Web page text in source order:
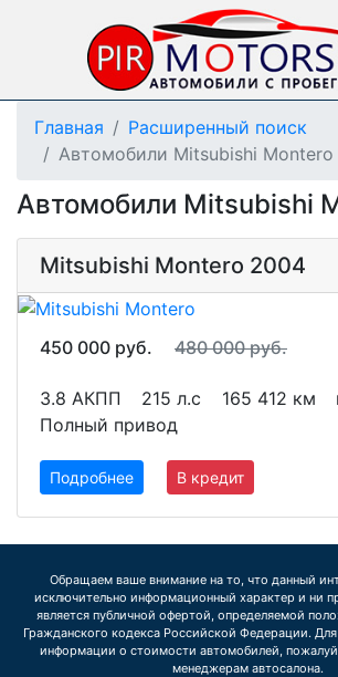
Главная
Расширенный поиск
Автомобили Mitsubishi Montero
Автомобили Mitsubishi
Mitsubishi Montero 2004
450 000 руб. 480 000 руб.
3.8 АКПП 215 л.с 165 412 км
Полный привод
Подробнее В кредит
Обращаем ваше внимание на то, что данный
исключительно информационный характер и ни
является публичной офертой, определяемой
Гражданского кодекса Российской Федерации.
информации о стоимости автомобилей,
менеджерам автосалона.